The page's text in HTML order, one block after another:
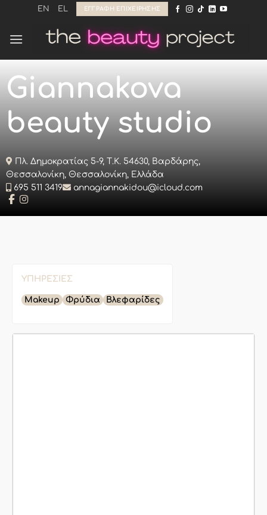
Μετάβαση
περιεχόμενο
EN EL ΕΓΓΡΑΦΉ ΕΠΙΧΕΊΡΗΣΗΣ
Giannakova
beauty studio
Πλ. Δημοκρατίας 5-9, Τ.Κ. 54630, Βαρδάρης,
Θεσσαλονίκη, Θεσσαλονίκη, Ελλάδα
695 511 3419
annagiannakidou@icloud.com
ΥΠΗΡΕΣΊΕΣ
Makeup Φρύδια Βλεφαρίδες